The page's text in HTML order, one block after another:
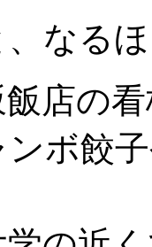
なる
店の
ボ餃